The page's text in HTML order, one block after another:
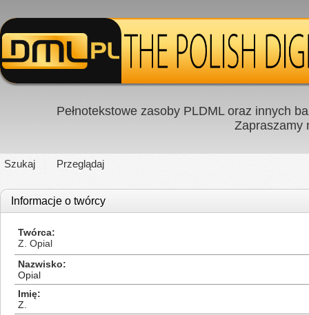
Pełnotekstowe zasoby PLDML oraz innych
Zapraszamy
Szukaj Przeglądaj
Informacje o twórcy
Twórca
Z. Opial
Nazwisko
Opial
Imię
Z.